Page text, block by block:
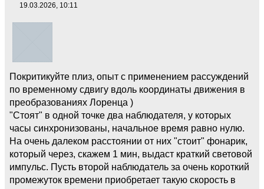
19.03.2026, 10:11
Покритикуйте плиз, опыт с применением рассуждений
по временному сдвигу вдоль координаты движения в
преобразованиях Лоренца )
"Стоят" в одной точке два наблюдателя, у которых
часы синхронизованы, начальное время равно нулю.
На очень далеком расстоянии от них "стоит" фонарик,
который через, скажем 1 мин, выдаст краткий световой
импульс. Пусть второй наблюдатель за очень короткий
промежуток времени приобретает такую скорость в